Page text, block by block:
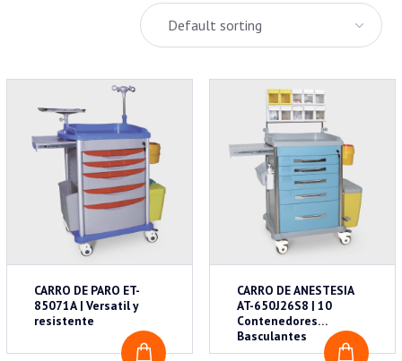
COTIZAR
CARRO DE PARO ET-
85071A | Versatil y
resistente
CARRO DE ANESTESIA
AT-650J26S8 | 10
Contenedores
Basculantes
Monitorización
Motores Quirúrgicos
Neonatología
Oxigenoterapia
Pabellón Quirúrgico
Tablas de transferencia
Ventilación Mecánica